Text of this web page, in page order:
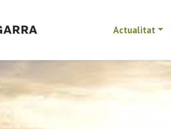
Actualitat